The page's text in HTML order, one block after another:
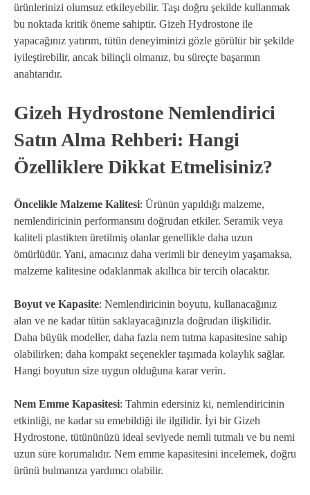
ürünlerinizi olumsuz etkileyebilir. Taşı doğru şekilde kullanmak
bu noktada kritik öneme sahiptir. Gizeh Hydrostone ile
yapacağınız yatırım, tütün deneyiminizi gözle görülür bir şekilde
iyileştirebilir, ancak bilinçli olmanız, bu süreçte başarının
anahtarıdır.
Gizeh Hydrostone Nemlendirici
Satın Alma Rehberi: Hangi
Özelliklere Dikkat Etmelisiniz?
Öncelikle Malzeme Kalitesi: Ürünün yapıldığı malzeme,
nemlendiricinin performansını doğrudan etkiler. Seramik veya
kaliteli plastikten üretilmiş olanlar genellikle daha uzun
ömürlüdür. Yani, amacınız daha verimli bir deneyim yaşamaksa,
malzeme kalitesine odaklanmak akıllıca bir tercih olacaktır.
Boyut ve Kapasite: Nemlendiricinin boyutu, kullanacağınız
alan ve ne kadar tütün saklayacağınızla doğrudan ilişkilidir.
Daha büyük modeller, daha fazla nem tutma kapasitesine sahip
olabilirken; daha kompakt seçenekler taşımada kolaylık sağlar.
Hangi boyutun size uygun olduğuna karar verin.
Nem Emme Kapasitesi: Tahmin edersiniz ki, nemlendiricinin
etkinliği, ne kadar su emebildiği ile ilgilidir. İyi bir Gizeh
Hydrostone, tütününüzü ideal seviyede nemli tutmalı ve bu nemi
uzun süre korumalıdır. Nem emme kapasitesini incelemek, doğru
ürünü bulmanıza yardımcı olabilir.